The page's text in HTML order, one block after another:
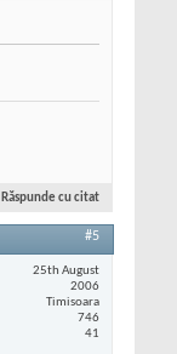
Răspunde cu citat
#5
25th August
2006
Timisoara
746
41